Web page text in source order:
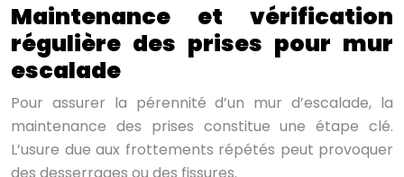
Maintenance et vérification
régulière des prises pour mur
escalade
Pour assurer la pérennité d’un mur d’escalade, la
maintenance des prises constitue une étape clé.
L’usure due aux frottements répétés peut provoquer